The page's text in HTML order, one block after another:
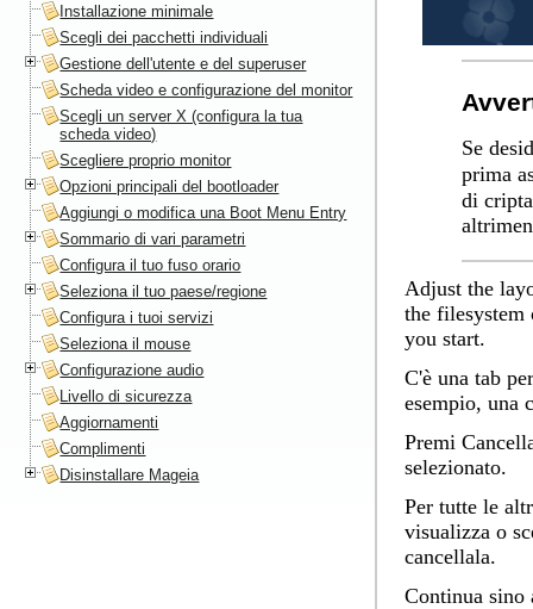
Se
prima
di
Adjust the
the filesystem
you start.
C'è una tab
esempio, una
Premi
selezionato.
Per tutte le
visualizza o
cancellala.
Continua sino
Installazione minimale
Scegli dei pacchetti individuali
Gestione dell'utente e del superuser
Scheda video e configurazione del monitor
Scegli un server X (configura la tua
scheda video)
Scegliere proprio monitor
Opzioni principali del bootloader
Aggiungi o modifica una Boot Menu Entry
Sommario di vari parametri
Configura il tuo fuso orario
Seleziona il tuo paese/regione
Configura i tuoi servizi
Seleziona il mouse
Configurazione audio
Livello di sicurezza
Aggiornamenti
Complimenti
Disinstallare Mageia